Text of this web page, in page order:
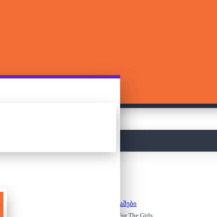
სამაგიდო თამაშები
What do you MEME: For The Girls